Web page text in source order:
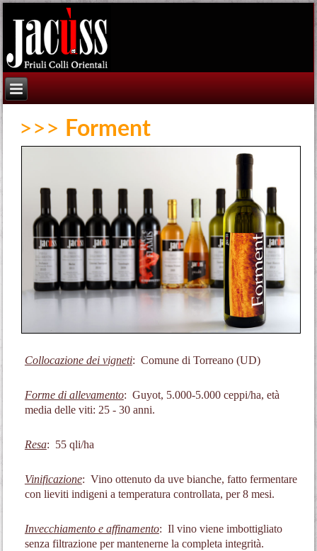
>>> Forment
Collocazione dei vigneti: Comune di Torreano (UD)
Forme di allevamento: Guyot, 5.000-5.000 ceppi/ha, età
media delle viti: 25 - 30 anni.
Resa: 55 qli/ha
Vinificazione: Vino ottenuto da uve bianche, fatto fermentare
con lieviti indigeni a temperatura controllata, per 8 mesi.
Invecchiamento e affinamento: Il vino viene imbottigliato
senza filtrazione per mantenerne la completa integrità.